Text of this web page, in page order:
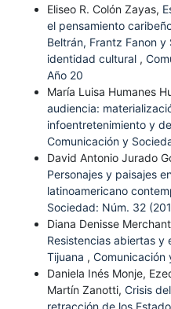
Eliseo R. Colón Zayas,
el pensamiento
Beltrán, Frantz Fanon
identidad cultural ,
Año 20
María Luisa Humanes
audiencia:
infoentretenimiento y
Comunicación y
David Antonio Jurado
Personajes y paisajes
latinoamericano
Sociedad: Núm. 32
Diana Denisse
Resistencias abiertas y
Tijuana , Comunicación
Daniela Inés Monje,
Martín Zanotti, Crisis
retracción de los